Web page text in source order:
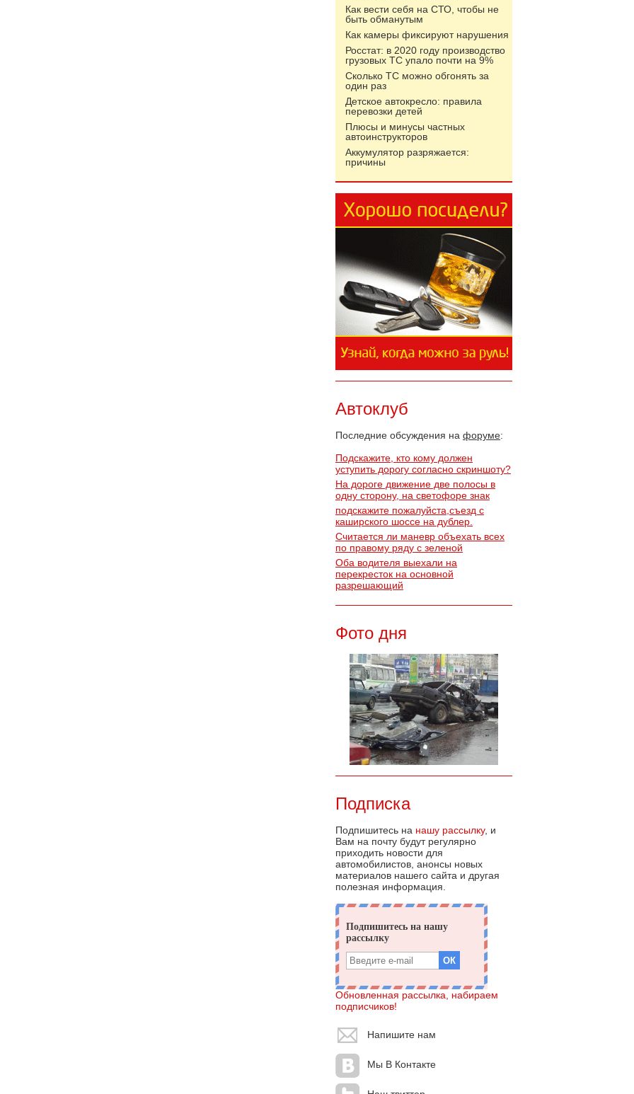
Как вести себя на СТО, чтобы не
быть обманутым
Как камеры фиксируют нарушения
Росстат: в 2020 году производство
грузовых ТС упало почти на 9%
Сколько ТС можно обгонять за
один раз
Детское автокресло: правила
перевозки детей
Плюсы и минусы частных
автоинструкторов
Аккумулятор разряжается:
причины
Автоклуб
Последние обсуждения на форуме:
Подскажите, кто кому должен
уступить дорогу согласно скриншоту?
На дороге движение две полосы в
одну сторону, на светофоре знак
подскажите пожалуйста,съезд с
каширского шоссе на дублер.
Считается ли маневр объехать всех
по правому ряду с зеленой
Оба водителя выехали на
перекресток на основной
разрешающий
Фото дня
Подписка
Подпишитесь на нашу рассылку, и
Вам на почту будут регулярно
приходить новости для
автомобилистов, анонсы новых
материалов нашего сайта и другая
полезная информация.
Обновленная рассылка, набираем
подписчиков!
Напишите нам
Мы В Контакте